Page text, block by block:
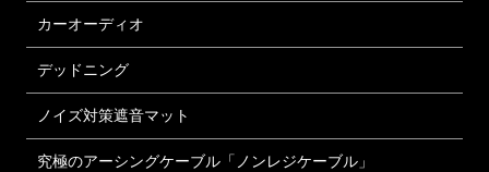
カーオーディオ
デッドニング
ノイズ対策遮音マット
究極のアーシングケーブル「ノンレジケーブル」